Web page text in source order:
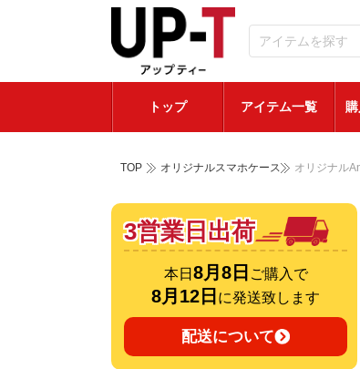
トップ アイテム一覧
TOP オリジナルスマホケース オリジナル
3営業日出荷
本日 8月8日 ご購入で
8月12日 に発送致します
配送について